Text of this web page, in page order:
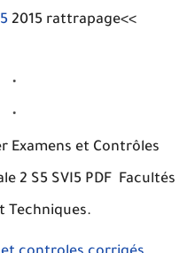
2015 rattrapage<<
Examens et Contrôles
2 S5 SVI5 PDF Facultés
Techniques.